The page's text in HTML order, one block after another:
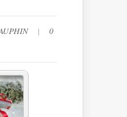
| 0